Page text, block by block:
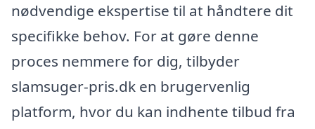
nødvendige ekspertise til at håndtere dit
specifikke behov. For at gøre denne
proces nemmere for dig, tilbyder
slamsuger-pris.dk en brugervenlig
platform, hvor du kan indhente tilbud fra